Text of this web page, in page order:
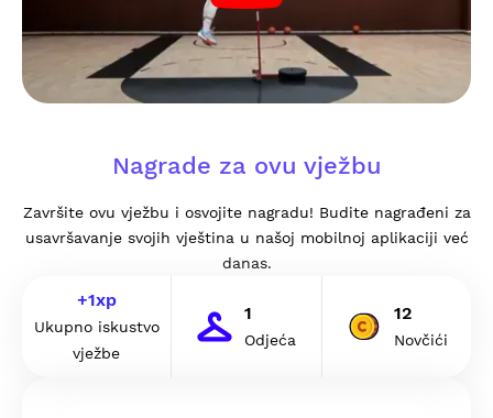
Nagrade za ovu vježbu
Završite ovu vježbu i osvojite nagradu! Budite nagrađeni za
usavršavanje svojih vještina u našoj mobilnoj aplikaciji već
danas.
+1xp
Ukupno iskustvo
vježbe
1
Odjeća
12
Novčići